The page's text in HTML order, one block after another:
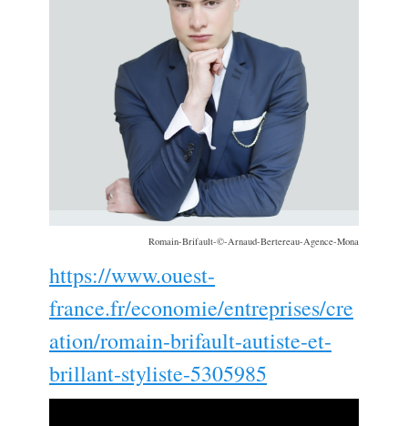
Romain-Brifault-©-Arnaud-Bertereau-Agence-Mona
https://www.ouest-
france.fr/economie/entreprises/cre
ation/romain-brifault-autiste-et-
brillant-styliste-5305985